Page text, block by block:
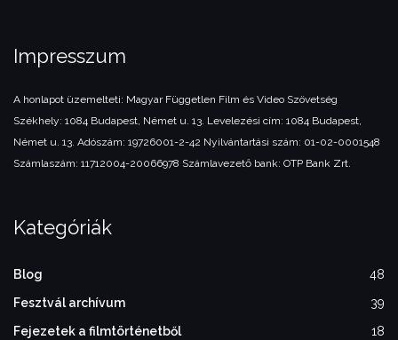
Impresszum
A honlapot üzemelteti: Magyar Független Film és Video Szövetség
Székhely: 1084 Budapest, Német u. 13. Levelezési cím: 1084 Budapest,
Német u. 13. Adószám: 19726001-2-42 Nyilvántartási szám: 01-02-0001548
Számlaszám: 11712004-20066978 Számlavezető bank: OTP Bank Zrt.
Kategóriák
Blog
48
Fesztvál archívum
39
Fejezetek a filmtörténetből
18